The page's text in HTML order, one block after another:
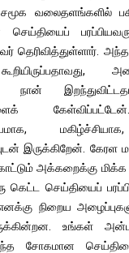
வலைதளங்களில்
தெரிவித்துள்ளார்.
நான்
இருக்கிறேன். கேரள
அக்கறைக்கு மிக்க
கெட்ட செய்தியைப்
நிறைய
உங்கள்
சோகமான